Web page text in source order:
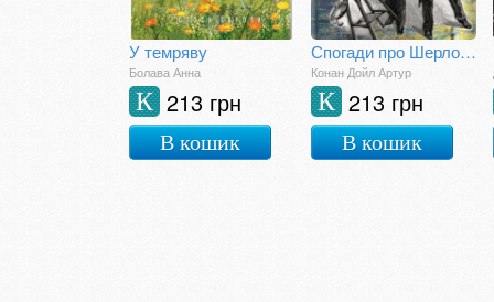
У темряву
Болава Анна
213 грн
К
В кошик
Спогади про Шерлока Холмса: Остання справа та інші історії
Конан Дойл Артур
213 грн
К
В кошик